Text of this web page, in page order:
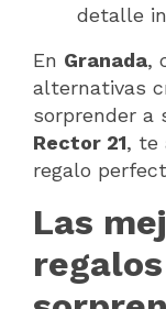
detalle
En Granada,
alternativas
sorprender a
Rector 21, te
regalo
Las